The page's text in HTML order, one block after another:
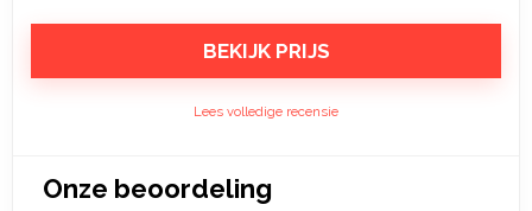
BEKIJK PRIJS
Lees volledige recensie
Onze beoordeling